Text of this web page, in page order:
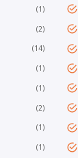
1
2
14
1
1
2
1
1